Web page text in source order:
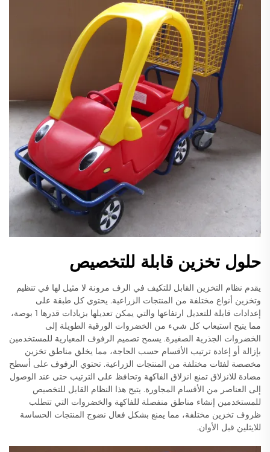
حلول تخزين قابلة للتخصيص
يقدم نظام التخزين القابل للتكيف في الرف مرونة لا مثيل لها في تنظيم
وتخزين أنواع مختلفة من المنتجات الزراعية. يحتوي كل طبقة على
إعدادات قابلة للتعديل ارتفاعها والتي يمكن تعديلها بزيادات قدرها 1 بوصة،
مما يتيح استيعاب كل شيء من الخضروات الورقية الطويلة إلى
الخضروات الجذرية الصغيرة. يسمح تصميم الرفوف المعيارية للمستخدمين
بإزالة أو إعادة ترتيب الأقسام حسب الحاجة، مما يخلق مناطق تخزين
مخصصة لفئات مختلفة من المنتجات الزراعية. تحتوي الرفوف على أسطح
مضادة للانزلاق تمنع انزلاق الفاكهة وتحافظ على الترتيب حتى عند الوصول
إلى العناصر من الأقسام المجاورة. يتيح هذا النظام القابل للتخصيص
للمستخدمين إنشاء مناطق منفصلة للفاكهة والخضروات التي تتطلب
ظروف تخزين مختلفة، مما يمنع بشكل فعال نضوج المنتجات الحساسة
للايثلين قبل الأوان.